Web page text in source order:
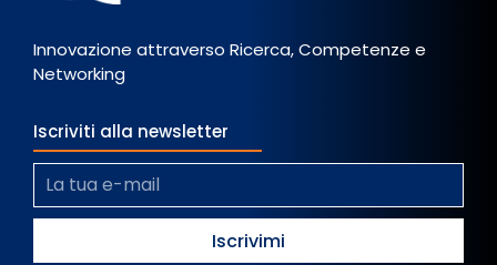
Innovazione attraverso Ricerca, Competenze e
Networking
Iscriviti alla newsletter